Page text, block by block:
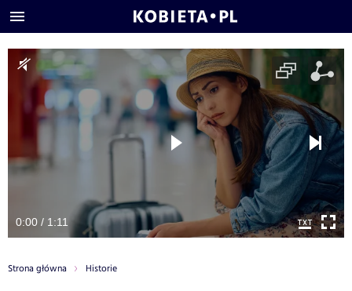
0:00 / 1:11
Strona główna Historie